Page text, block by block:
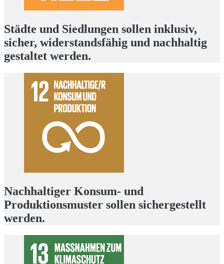
Städte und Siedlungen sollen inklusiv,
sicher, widerstandsfähig und nachhaltig
gestaltet werden.
Nachhaltiger Konsum- und
Produktionsmuster sollen sichergestellt
werden.